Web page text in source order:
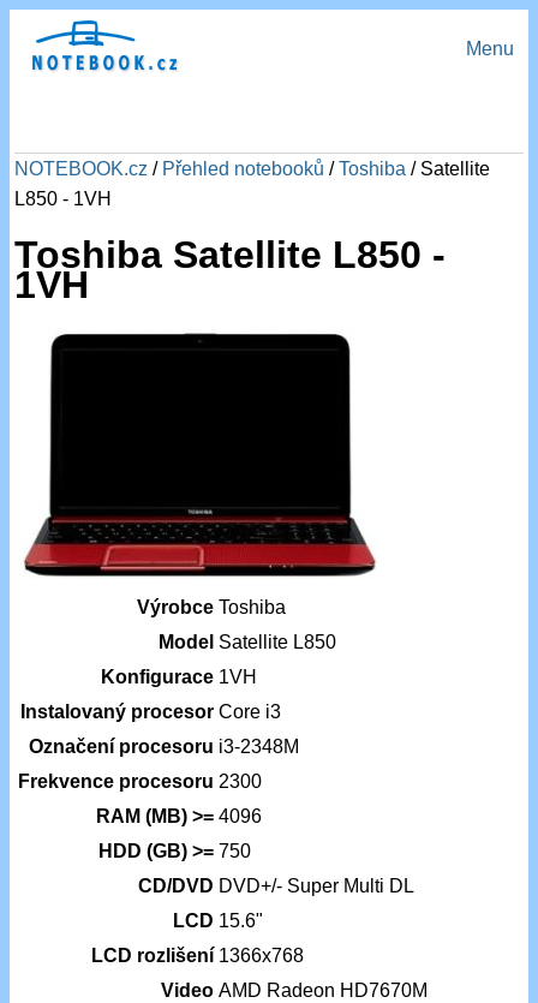
Menu
NOTEBOOK.cz / Přehled notebooků /Toshiba / Satellite
L850 - 1VH
Toshiba Satellite L850 -
1VH
Výrobce Toshiba
Model Satellite L850
Konfigurace 1VH
Instalovaný procesor Core i3
Označení procesoru i3-2348M
Frekvence procesoru 2300
RAM (MB) >= 4096
HDD (GB) >= 750
CD/DVD DVD+/- Super Multi DL
LCD 15.6"
LCD rozlišení 1366x768
Video AMD Radeon HD7670M